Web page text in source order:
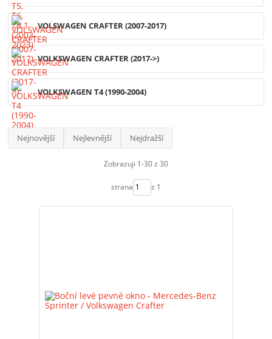
VOLSWAGEN CRAFTER (2007-2017)
VOLKSWAGEN CRAFTER (2017->)
VOLKSWAGEN T4 (1990-2004)
Nejnovější Nejlevnější Nejdražší
Zobrazuji 1-30 z 30
strana z 1